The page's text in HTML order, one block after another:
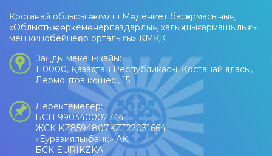
Қостанай облысы әкімдігі Мәдениет басқармасының
«Облыстық көркемөнерпаздардың халық шығармашылығы
мен кинобейнеқор орталығы» КМҚК
Заңды мекен-жайы:
110000, Қазақстан Республикасы, Қостанай қаласы,
Лермонтов көшесі, 15
Деректемелер:
БСН 990340002744
ЖСК KZ8594807KZT22031664
«Еуразиялық банк» АҚ
БСК EURIKZKA